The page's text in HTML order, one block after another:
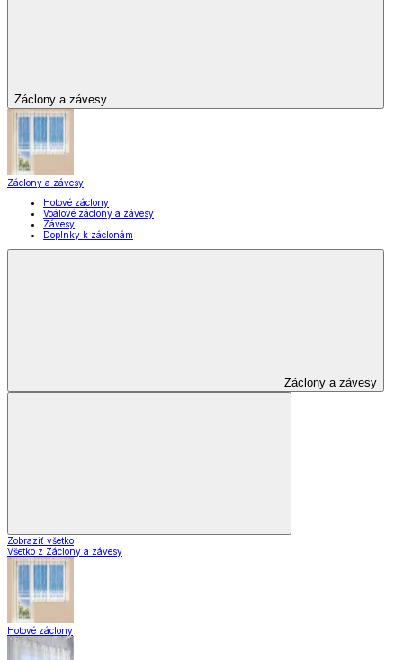
Záclony a závesy
Záclony a závesy
Hotové záclony
Voálové záclony a závesy
Závesy
Doplnky k záclonám
Záclony a závesy
Zobraziť všetko
Všetko z Záclony a závesy
Hotové záclony